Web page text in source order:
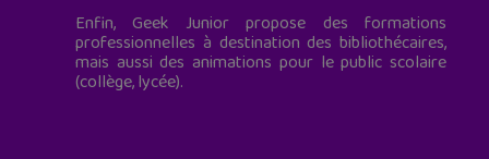
Enfin, Geek Junior propose des formations
professionnelles à destination des bibliothécaires,
mais aussi des animations pour le public scolaire
(collège, lycée).